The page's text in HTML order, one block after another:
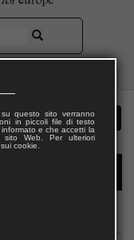
questo sito verranno
in piccoli file di testo
e che accetti la
Web. Per ulteriori
cookie.